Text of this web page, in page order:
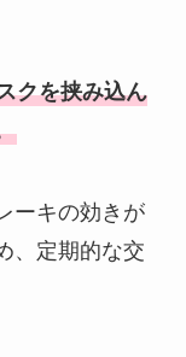
クを挟み込ん
ーキの効きが
、定期的な交